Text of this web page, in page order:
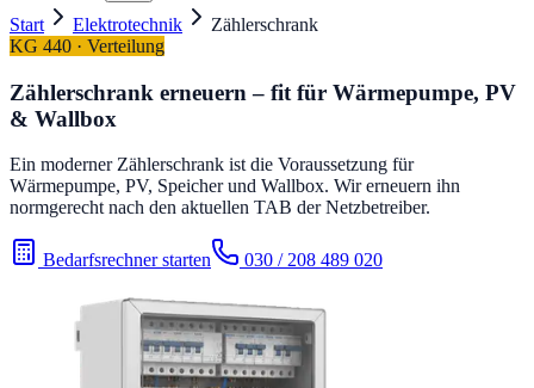
Start
Elektrotechnik
Zählerschrank
KG 440 · Verteilung
Zählerschrank erneuern – fit für Wärmepumpe, PV
& Wallbox
Ein moderner Zählerschrank ist die Voraussetzung für
Wärmepumpe, PV, Speicher und Wallbox. Wir erneuern ihn
normgerecht nach den aktuellen TAB der Netzbetreiber.
Bedarfsrechner starten 030 / 208 489 020